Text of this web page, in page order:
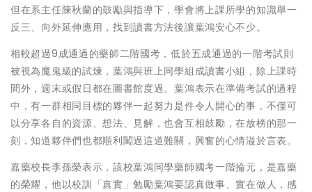
但在系主任陳秋蘭的鼓勵與指導下，學會將上課所學的知識舉一
反三、向外延伸應用，找到讀書方法後讓葉鴻安心不少。
相較超過9成通過的藥師二階國考，低於五成通過的一階考試則
被視為魔鬼級的試煉，葉鴻與班上同學組成讀書小組，除上課時
間外，週末或假日都在圖書館度過。葉鴻表示在準備考試的過程
中，有一群相同目標的夥伴一起努力是件令人開心的事，不僅可
以分享各自的資源、想法、見解，也會互相鼓勵，在放榜的那一
刻，知道夥伴們也都順利闖過這道難關，興奮的心情溢於言表。
嘉藥校長李孫榮表示，該校葉鴻同學藥師國考一階掄元，是嘉藥
的榮耀，他以校訓「真實」勉勵葉鴻要認真做事、實在做人，感